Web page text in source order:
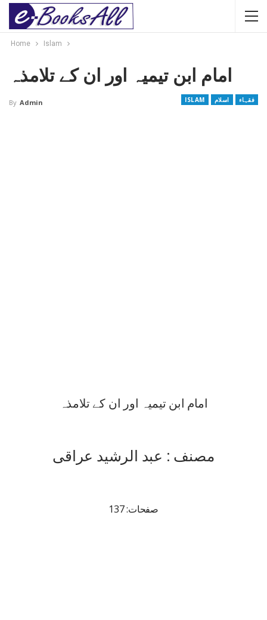
Home Islam
امام ابن تیمیہ اور ان کے تلامذہ
ISLAM اسلام فقہاء By Admin
امام ابن تیمیہ اور ان کے تلامذہ
مصنف : عبد الرشید عراقی
صفحات: 137